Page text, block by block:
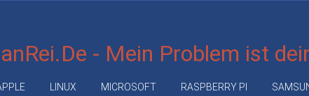
- Mein Problem ist
LINUX MICROSOFT RASPBERRY PI